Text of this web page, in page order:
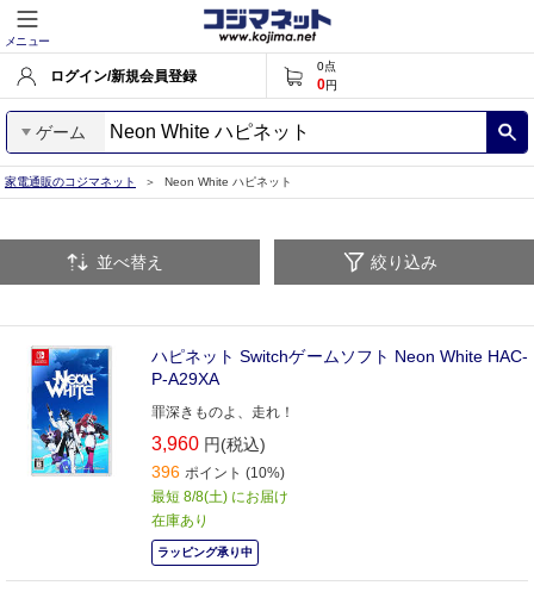
メニュー
ログイン/新規会員登録
0点
0円
ゲーム
家電通販のコジマネット Neon White ハピネット
並べ替え 絞り込み
ハピネット Switchゲームソフト Neon White HAC-
P-A29XA
罪深きものよ、走れ！
3,960 円(税込)
396 ポイント (10%)
最短 8/8(土) にお届け
在庫あり
ラッピング承り中